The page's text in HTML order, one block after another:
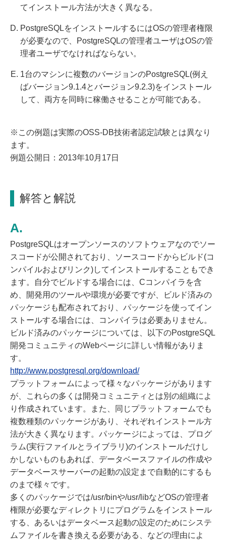
てインストール方法が大きく異なる。
PostgreSQLをインストールするにはOSの管理者権限
が必要なので、PostgreSQLの管理者ユーザはOSの管
理者ユーザでなければならない。
1台のマシンに複数のバージョンのPostgreSQL(例え
ばバージョン9.1.4とバージョン9.2.3)をインストール
して、両方を同時に稼働させることが可能である。
※この例題は実際のOSS-DB技術者認定試験とは異なり
ます。
例題公開日：2013年10月17日
解答と解説
PostgreSQLはオープンソースのソフトウェアなのでソー
スコードが公開されており、ソースコードからビルド(コ
ンパイルおよびリンク)してインストールすることもでき
ます。自分でビルドする場合には、Cコンパイラを含
め、開発用のツールや環境が必要ですが、ビルド済みの
パッケージも配布されており、パッケージを使ってイン
ストールする場合には、コンパイラは必要ありません。
ビルド済みのパッケージについては、以下のPostgreSQL
開発コミュニティのWebページに詳しい情報がありま
す。
http://www.postgresql.org/download/
プラットフォームによって様々なパッケージがあります
が、これらの多くは開発コミュニティとは別の組織によ
り作成されています。また、同じプラットフォームでも
複数種類のパッケージがあり、それぞれインストール方
法が大きく異なります。パッケージによっては、プログ
ラム(実行ファイルとライブラリ)のインストールだけし
かしないものもあれば、データベースファイルの作成や
データベースサーバーの起動の設定まで自動的にするも
のまで様々です。
多くのパッケージでは/usr/binや/usr/libなどOSの管理者
権限が必要なディレクトリにプログラムをインストール
する、あるいはデータベース起動の設定のためにシステ
ムファイルを書き換える必要がある、などの理由によ